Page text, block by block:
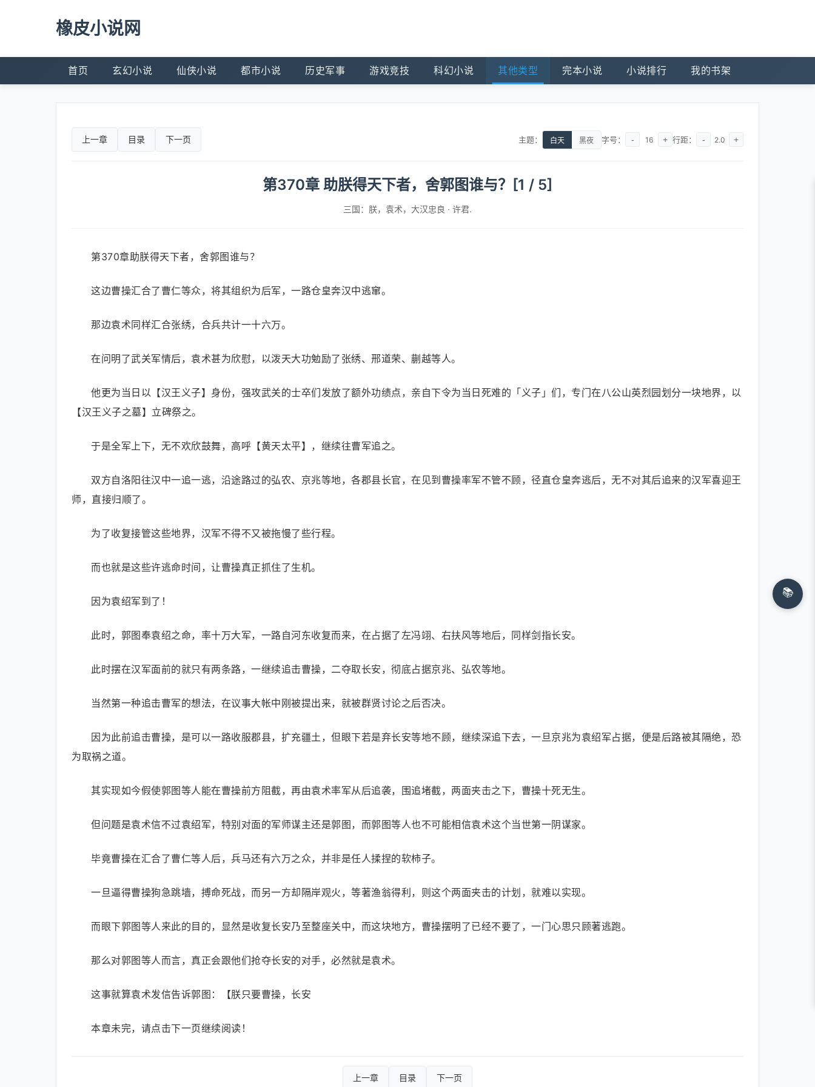
橡皮小说网
首页 玄幻小说 仙侠小说 都市小说 历史军事 游戏竞技 科幻小说 其他类型 完本小说 小说排行 我的书架
上一章 目录 下一页 主题： 白天 黑夜 字号： - 16 + 行距： - 2.0 +
第370章 助朕得天下者，舍郭图谁与？[1 / 5]
三国：朕，袁术，大汉忠良 · 许君.
第370章助朕得天下者，舍郭图谁与？
这边曹操汇合了曹仁等众，将其组织为后军，一路仓皇奔汉中逃窜。
那边袁术同样汇合张绣，合兵共计一十六万。
在问明了武关军情后，袁术甚为欣慰，以泼天大功勉励了张绣、邢道荣、蒯越等人。
他更为当日以【汉王义子】身份，强攻武关的士卒们发放了额外功绩点，亲自下令为当日死难的「义子」们，专门在八公山英烈园划分一块地界，以
【汉王义子之墓】立碑祭之。
于是全军上下，无不欢欣鼓舞，高呼【黄天太平】，继续往曹军追之。
双方自洛阳往汉中一追一逃，沿途路过的弘农、京兆等地，各郡县长官，在见到曹操率军不管不顾，径直仓皇奔逃后，无不对其后追来的汉军喜迎王
师，直接归顺了。
为了收复接管这些地界，汉军不得不又被拖慢了些行程。
而也就是这些许逃命时间，让曹操真正抓住了生机。
因为袁绍军到了！
此时，郭图奉袁绍之命，率十万大军，一路自河东收复而来，在占据了左冯翊、右扶风等地后，同样剑指长安。
此时摆在汉军面前的就只有两条路，一继续追击曹操，二夺取长安，彻底占据京兆、弘农等地。
当然第一种追击曹军的想法，在议事大帐中刚被提出来，就被群贤讨论之后否决。
因为此前追击曹操，是可以一路收服郡县，扩充疆土，但眼下若是弃长安等地不顾，继续深追下去，一旦京兆为袁绍军占据，便是后路被其隔绝，恐
为取祸之道。
其实现如今假使郭图等人能在曹操前方阻截，再由袁术率军从后追袭，围追堵截，两面夹击之下，曹操十死无生。
但问题是袁术信不过袁绍军，特别对面的军师谋主还是郭图，而郭图等人也不可能相信袁术这个当世第一阴谋家。
毕竟曹操在汇合了曹仁等人后，兵马还有六万之众，并非是任人揉捏的软柿子。
一旦逼得曹操狗急跳墙，搏命死战，而另一方却隔岸观火，等著渔翁得利，则这个两面夹击的计划，就难以实现。
而眼下郭图等人来此的目的，显然是收复长安乃至整座关中，而这块地方，曹操摆明了已经不要了，一门心思只顾著逃跑。
那么对郭图等人而言，真正会跟他们抢夺长安的对手，必然就是袁术。
这事就算袁术发信告诉郭图：【朕只要曹操，长安
本章未完，请点击下一页继续阅读！
上一章 目录 下一页
📚